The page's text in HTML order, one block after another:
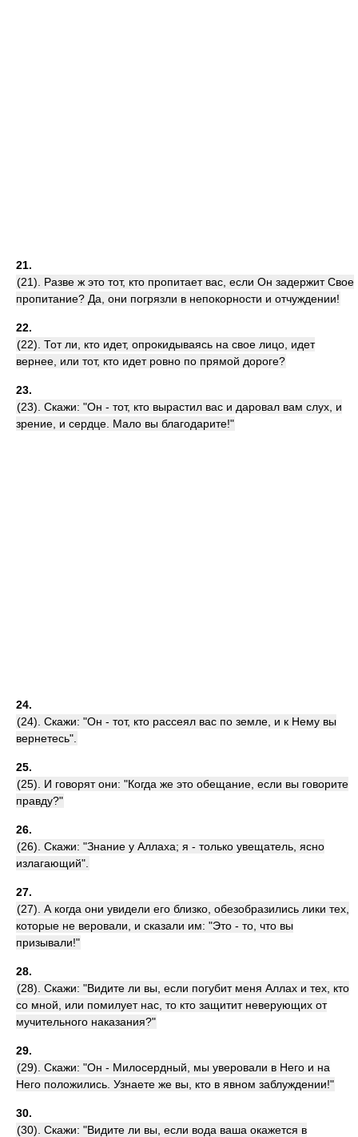
21.
(21). Разве ж это тот, кто пропитает вас, если Он задержит Свое
пропитание? Да, они погрязли в непокорности и отчуждении!
22.
(22). Тот ли, кто идет, опрокидываясь на свое лицо, идет
вернее, или тот, кто идет ровно по прямой дороге?
23.
(23). Скажи: "Он - тот, кто вырастил вас и даровал вам слух, и
зрение, и сердце. Мало вы благодарите!"
24.
(24). Скажи: "Он - тот, кто рассеял вас по земле, и к Нему вы
вернетесь".
25.
(25). И говорят они: "Когда же это обещание, если вы говорите
правду?"
26.
(26). Скажи: "Знание у Аллаха; я - только увещатель, ясно
излагающий".
27.
(27). А когда они увидели его близко, обезобразились лики тех,
которые не веровали, и сказали им: "Это - то, что вы
призывали!"
28.
(28). Скажи: "Видите ли вы, если погубит меня Аллах и тех, кто
со мной, или помилует нас, то кто защитит неверующих от
мучительного наказания?"
29.
(29). Скажи: "Он - Милосердный, мы уверовали в Него и на
Него положились. Узнаете же вы, кто в явном заблуждении!"
30.
(30). Скажи: "Видите ли вы, если вода ваша окажется в